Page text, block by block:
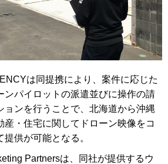
は同提携により、案件に応じた
ンパイロットの派遣並びに操作の請
ョンを行うことで、北海道から沖縄
産・住宅に関してドローン映像をコ
供が可能となる。
Partnersは、同社が提供するウ